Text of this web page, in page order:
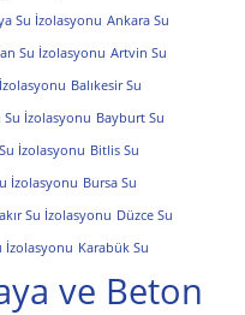
Su İzolasyonu Ankara Su
Su İzolasyonu Artvin Su
Balıkesir Su
Su İzolasyonu Bayburt Su
İzolasyonu Bitlis Su
İzolasyonu Bursa Su
Su İzolasyonu Düzce Su
İzolasyonu Karabük Su
ve Beton